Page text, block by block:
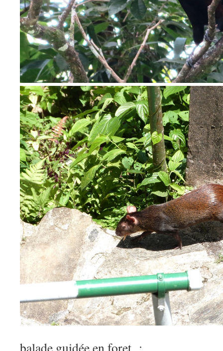
balade guidée en foret ;